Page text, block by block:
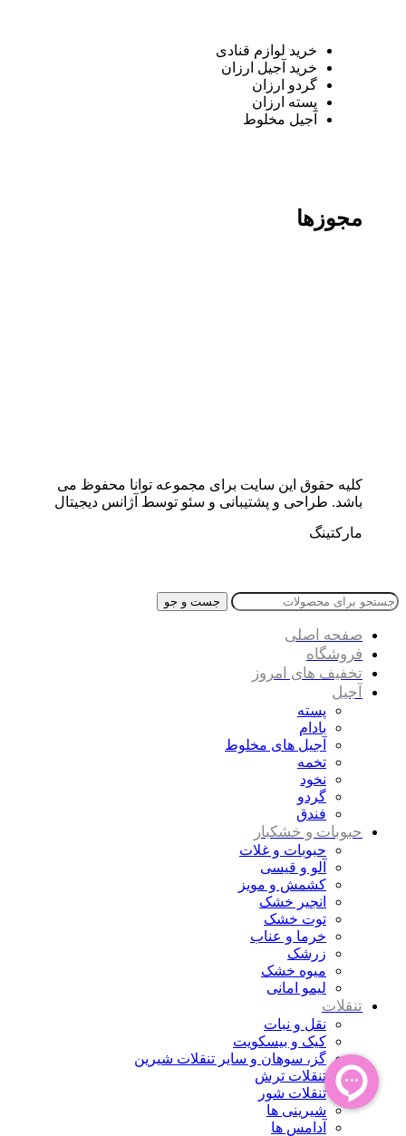
خرید لوازم قنادی
خرید آجیل ارزان
گردو ارزان
پسته ارزان
آجیل مخلوط
مجوزها
کلیه حقوق این سایت برای مجموعه توانا محفوظ می
باشد. طراحی و پشتیبانی و سئو توسط آژانس دیجیتال
مارکتینگ
جست و جو
صفحه اصلی
فروشگاه
تخفیف های امروز
آجیل
پسته
بادام
آجیل های مخلوط
تخمه
نخود
گردو
فندق
حبوبات و خشکبار
حبوبات و غلات
آلو و قیسی
کشمش و مویز
انجیر خشک
توت خشک
خرما و عناب
زرشک
میوه خشک
لیمو امانی
تنقلات
نقل و نبات
کیک و بیسکویت
گز، سوهان و سایر تنقلات شیرین
تنقلات ترش
تنقلات شور
شیرینی ها
آدامس ها